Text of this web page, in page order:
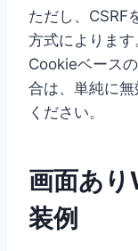
ただし、CSRF
方式によります
Cookieベース
合は、単純に
ください。
画面あ
装例